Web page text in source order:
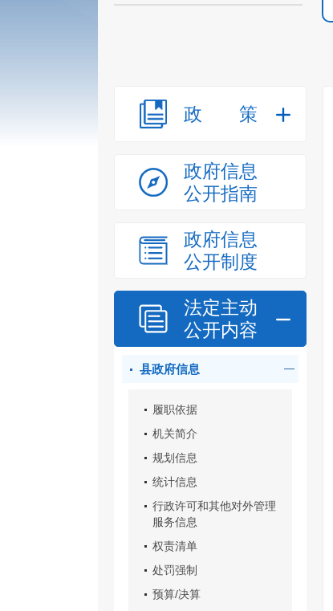
政策
政府信息
公开指南
政府信息
公开制度
法定主动
公开内容
县政府信息
履职依据
机关简介
规划信息
统计信息
行政许可和其他对外管理
服务信息
权责清单
处罚强制
预算/决算